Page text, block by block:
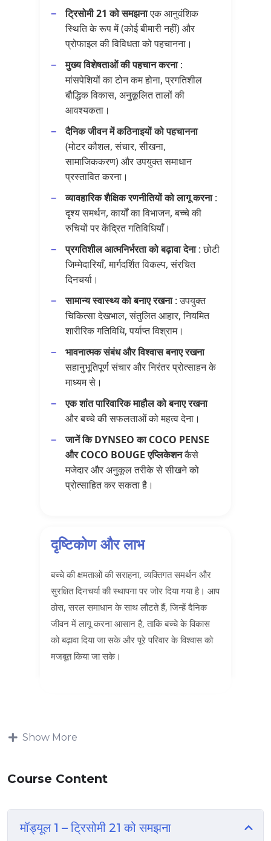
ट्रिसोमी 21 को समझनाएक आनुवंशिक
स्थिति के रूप में (कोई बीमारी नहीं) और
प्रोफाइल की विविधता को पहचानना।
मुख्य विशेषताओं की पहचान करना:
मांसपेशियों का टोन कम होना, प्रगतिशील
बौद्धिक विकास, अनुकूलित तालों की
आवश्यकता।
दैनिक जीवन में कठिनाइयों को पहचानना
(मोटर कौशल, संचार, सीखना,
सामाजिककरण) और उपयुक्त समाधान
प्रस्तावित करना।
व्यावहारिक शैक्षिक रणनीतियों को लागू करना:
दृश्य समर्थन, कार्यों का विभाजन, बच्चे की
रुचियों पर केंद्रित गतिविधियाँ।
प्रगतिशील आत्मनिर्भरता को बढ़ावा देना: छोटी
जिम्मेदारियाँ, मार्गदर्शित विकल्प, संरचित
दिनचर्या।
सामान्य स्वास्थ्य को बनाए रखना: उपयुक्त
चिकित्सा देखभाल, संतुलित आहार, नियमित
शारीरिक गतिविधि, पर्याप्त विश्राम।
भावनात्मक संबंध और विश्वास बनाए रखना
सहानुभूतिपूर्ण संचार और निरंतर प्रोत्साहन के
माध्यम से।
एक शांत पारिवारिक माहौल को बनाए रखना
और बच्चे की सफलताओं को महत्व देना।
जानें कि DYNSEO का COCO PENSE
और COCO BOUGE एप्लिकेशनकैसे
मजेदार और अनुकूल तरीके से सीखने को
प्रोत्साहित कर सकता है।
दृष्टिकोण और लाभ
बच्चे की क्षमताओं की सराहना, व्यक्तिगत समर्थन और
सुरक्षित दिनचर्या की स्थापना पर जोर दिया गया है। आप
ठोस, सरल समाधान के साथ लौटते हैं, जिन्हें दैनिक
जीवन में लागू करना आसान है, ताकि बच्चे के विकास
को बढ़ावा दिया जा सके और पूरे परिवार के विश्वास को
मजबूत किया जा सके।
Show More
Course Content
मॉड्यूल 1 – ट्रिसोमी 21 को समझना